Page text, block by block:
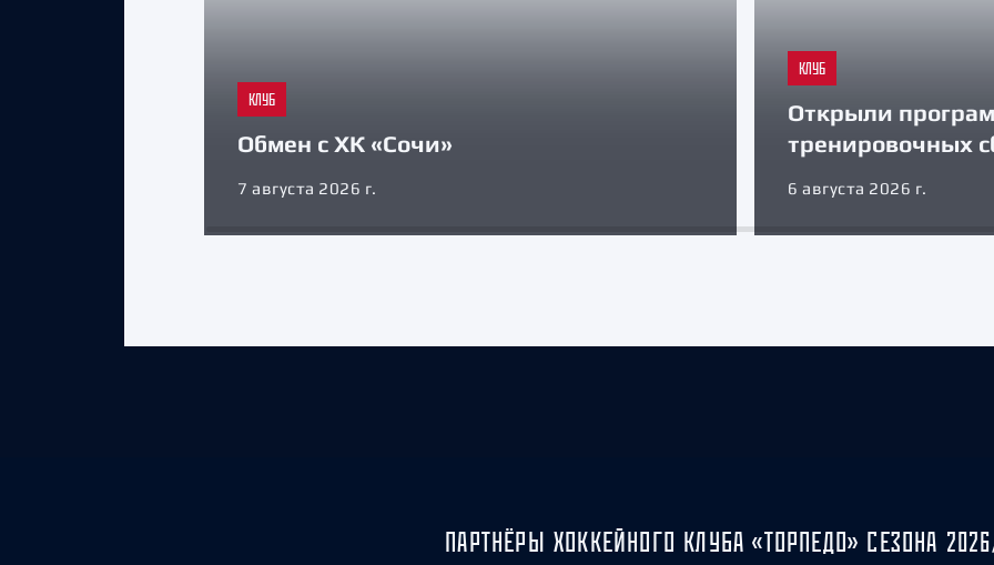
КЛУБ
Обмен с ХК «Сочи»
7 августа 2026 г.
КЛУБ
Открыли
тренировочных
6 августа 2026 г.
ПАРТНЁРЫ ХОККЕЙНОГО КЛУБА «ТОРПЕДО» СЕЗОНА